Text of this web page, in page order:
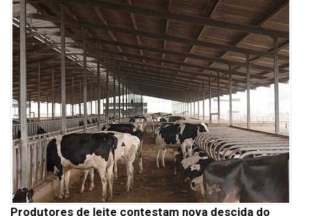
Produtores de leite contestam nova descida do